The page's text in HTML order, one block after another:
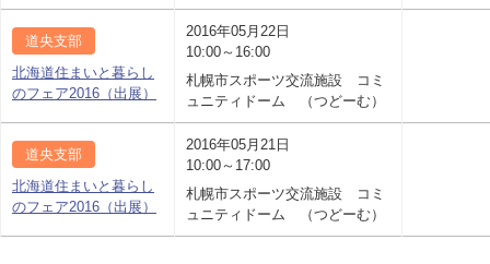
道央支部
北海道住まいと暮らし
のフェア2016（出展）
2016年05月22日
10:00～16:00
札幌市スポーツ交流施設 コミ
ュニティドーム （つどーむ）
道央支部
北海道住まいと暮らし
のフェア2016（出展）
2016年05月21日
10:00～17:00
札幌市スポーツ交流施設 コミ
ュニティドーム （つどーむ）